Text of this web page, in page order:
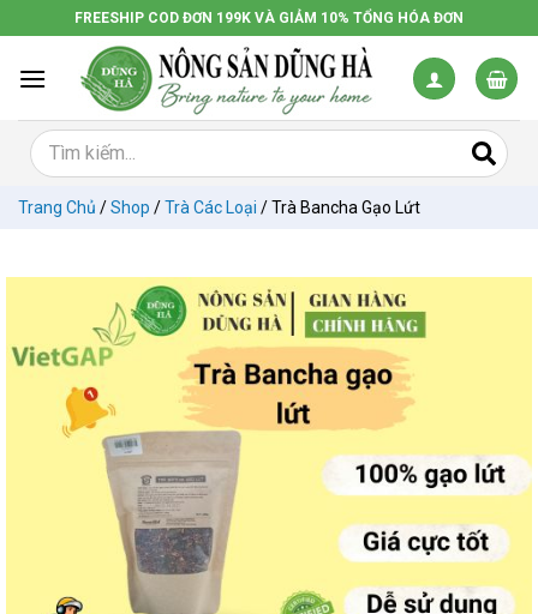
đến
dung
FREESHIP COD ĐƠN 199K VÀ GIẢM 10% TỔNG HÓA ĐƠN
Trang Chủ /Shop /Trà Các Loại /Trà Bancha Gạo Lứt